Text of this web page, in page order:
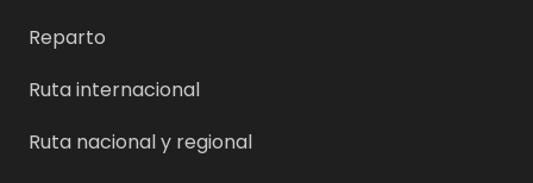
Reparto
Ruta internacional
Ruta nacional y regional